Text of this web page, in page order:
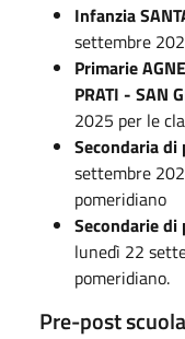
Infanzia
settembre
Primarie
PRATI - SAN
2025 per le
Secondaria di
settembre
pomeridiano
Secondarie di
lunedì 22
pomeridiano.
Pre-post scuola